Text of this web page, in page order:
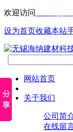
欢迎访问
设为首页收藏本站
网站首页
关于我们
公司简
在线留